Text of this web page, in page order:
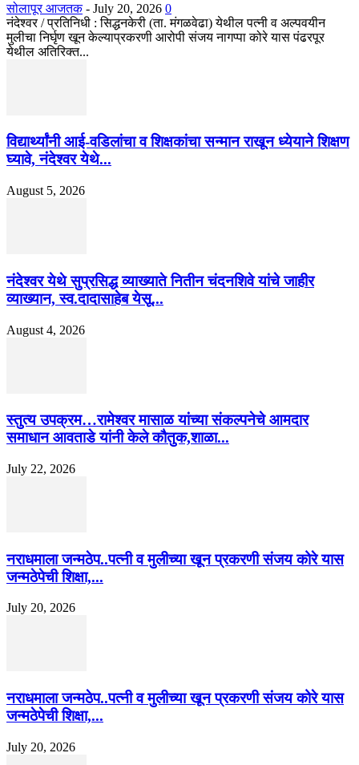
सोलापूर आजतक - July 20, 2026 0
नंदेश्वर / प्रतिनिधी : सिद्धनकेरी (ता. मंगळवेढा) येथील पत्नी व अल्पवयीन
मुलीचा निर्घृण खून केल्याप्रकरणी आरोपी संजय नागप्पा कोरे यास पंढरपूर
येथील अतिरिक्त...
विद्यार्थ्यांनी आई-वडिलांचा व शिक्षकांचा सन्मान राखून ध्येयाने शिक्षण
घ्यावे, नंदेश्वर येथे...
August 5, 2026
नंदेश्वर येथे सुप्रसिद्ध व्याख्याते नितीन चंदनशिवे यांचे जाहीर
व्याख्यान, स्व.दादासाहेब येसू...
August 4, 2026
स्तुत्य उपक्रम…रामेश्वर मासाळ यांच्या संकल्पनेचे आमदार
समाधान आवताडे यांनी केले कौतुक,शाळा...
July 22, 2026
नराधमाला जन्मठेप..पत्नी व मुलीच्या खून प्रकरणी संजय कोरे यास
जन्मठेपेची शिक्षा,...
July 20, 2026
नराधमाला जन्मठेप..पत्नी व मुलीच्या खून प्रकरणी संजय कोरे यास
जन्मठेपेची शिक्षा,...
July 20, 2026